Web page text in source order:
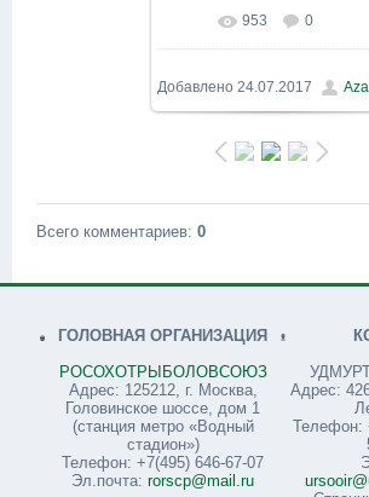
В реальном размере
800x600/ 248.9Kb
953 0
Добавлено 24.07.2017
Всего комментариев: 0
ГОЛОВНАЯ ОРГАНИЗАЦИЯ
РОСОХОТРЫБОЛОВСОЮЗ
Адрес: 125212, г. Москва,
Головинское шоссе, дом 1
(станция метро «Водный
стадион»)
Телефон: +7(495) 646-67-07
Эл.почта: rorscp@mail.ru
Адрес:
Телефон: